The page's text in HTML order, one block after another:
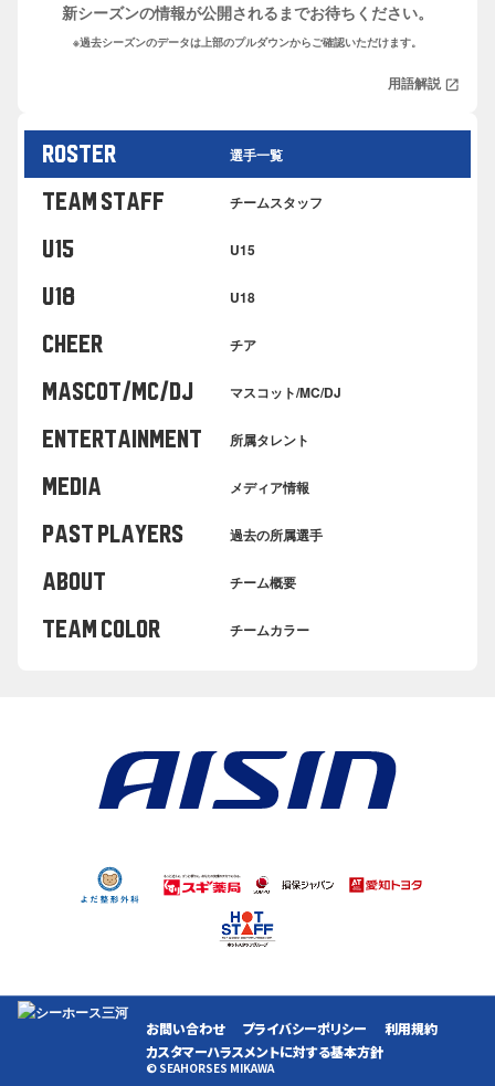
新シーズンの情報が公開されるまでお待ちください。
※過去シーズンのデータは上部のプルダウンからご確認いただけます。
用語解説 open_in_new
ROSTER 選手一覧
TEAM STAFF チームスタッフ
U15 U15
U18 U18
cheer チア
MASCOT/MC/DJ マスコット/MC/DJ
ENTERTAINMENT 所属タレント
MEDIA メディア情報
PAST PLAYERS 過去の所属選手
ABOUT チーム概要
TEAM COLOR チームカラー
お問い合わせ プライバシーポリシー
利用規約
カスタマーハラスメントに対する基本方針
© SEAHORSES MIKAWA